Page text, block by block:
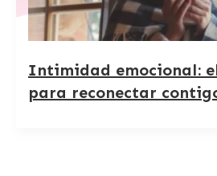
Intimidad emocional:
para reconectar